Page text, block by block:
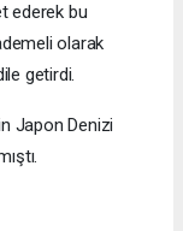
ederek bu
olarak
getirdi.
Japon Denizi